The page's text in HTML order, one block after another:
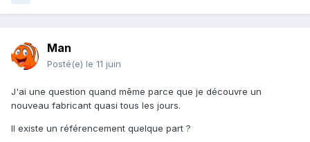
Man
Posté(e) le 11 juin
J'ai une question quand même parce que je découvre un
nouveau fabricant quasi tous les jours.
Il existe un référencement quelque part ?